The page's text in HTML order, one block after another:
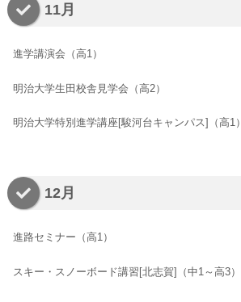
11月
進学講演会（高1）
明治大学生田校舎見学会（高2）
明治大学特別進学講座[駿河台キャンパス]（高1）
12月
進路セミナー（高1）
スキー・スノーボード講習[北志賀]（中1～高3）